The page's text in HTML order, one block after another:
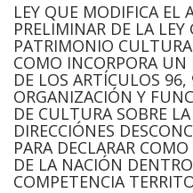
LEY QUE MODIFICA EL
PRELIMINAR DE LA LEY
PATRIMONIO
COMO INCORPORA UN
DE LOS ARTÍCULOS
ORGANIZACIÓN Y
DE CULTURA SOBRE
DIRECCIÓNES
PARA DECLARAR
DE LA NACIÓN
COMPETENCIA